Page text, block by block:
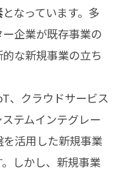
となっています。多
企業が既存事業の
な新規事業の立ち
、クラウドサービス
テムインテグレー
活用した新規事業
しかし、新規事業